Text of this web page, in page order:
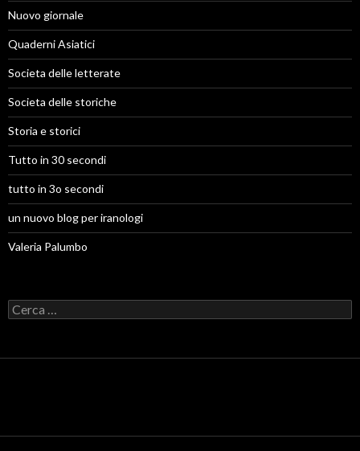
Nuovo giornale
Quaderni Asiatici
Societa delle letterate
Societa delle storiche
Storia e storici
Tutto in 30 secondi
tutto in 3o secondi
un nuovo blog per iranologi
Valeria Palumbo
R
i
r